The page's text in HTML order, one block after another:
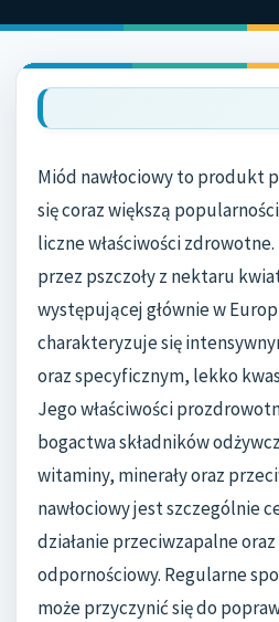
Miód nawłociowy to produkt
się coraz większą
liczne właściwości
przez pszczoły z nektaru
występującej głównie w
charakteryzuje się
oraz specyficznym, lekko
Jego właściwości
bogactwa składników
witaminy, minerały oraz
nawłociowy jest szczególnie
działanie przeciwzapalne
odpornościowy. Regularne
może przyczynić się do